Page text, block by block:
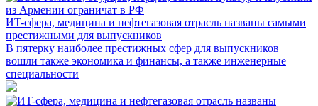
ИT-сфера, медицина и нефтегазовая отрасль названы самыми
престижными для выпускников
В пятерку наиболее престижных сфер для выпускников
вошли также экономика и финансы, а также инженерные
специальности